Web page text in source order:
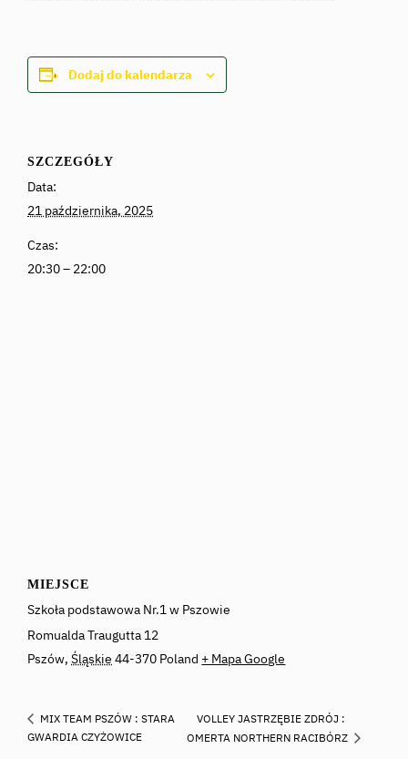
Dodaj do kalendarza
SZCZEGÓŁY
Data:
21 października, 2025
Czas:
20:30 – 22:00
MIEJSCE
Szkoła podstawowa Nr.1 w Pszowie
Romualda Traugutta 12
Pszów, Śląskie 44-370 Poland + Mapa Google
MIX TEAM PSZÓW : STARA
GWARDIA CZYŻOWICE
VOLLEY JASTRZĘBIE ZDRÓJ :
OMERTA NORTHERN RACIBÓRZ